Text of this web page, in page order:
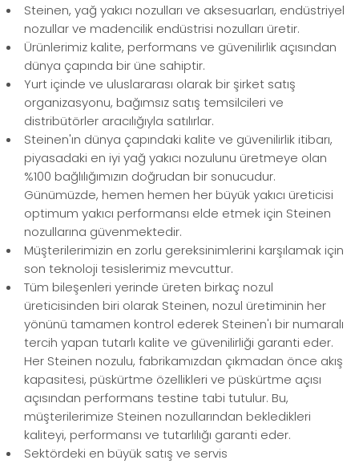
Steinen, yağ yakıcı nozulları ve aksesuarları, endüstriyel
nozullar ve madencilik endüstrisi nozulları üretir.
Ürünlerimiz kalite, performans ve güvenilirlik açısından
dünya çapında bir üne sahiptir.
Yurt içinde ve uluslararası olarak bir şirket satış
organizasyonu, bağımsız satış temsilcileri ve
distribütörler aracılığıyla satılırlar.
Steinen'ın dünya çapındaki kalite ve güvenilirlik itibarı,
piyasadaki en iyi yağ yakıcı nozulunu üretmeye olan
%100 bağlılığımızın doğrudan bir sonucudur.
Günümüzde, hemen hemen her büyük yakıcı üreticisi
optimum yakıcı performansı elde etmek için Steinen
nozullarına güvenmektedir.
Müşterilerimizin en zorlu gereksinimlerini karşılamak için
son teknoloji tesislerimiz mevcuttur.
Tüm bileşenleri yerinde üreten birkaç nozul
üreticisinden biri olarak Steinen, nozul üretiminin her
yönünü tamamen kontrol ederek Steinen'ı bir numaralı
tercih yapan tutarlı kalite ve güvenilirliği garanti eder.
Her Steinen nozulu, fabrikamızdan çıkmadan önce akış
kapasitesi, püskürtme özellikleri ve püskürtme açısı
açısından performans testine tabi tutulur. Bu,
müşterilerimize Steinen nozullarından bekledikleri
kaliteyi, performansı ve tutarlılığı garanti eder.
Sektördeki en büyük satış ve servis